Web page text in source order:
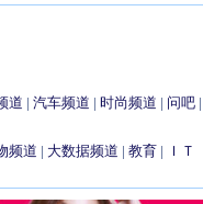
道 | 汽车频道 | 时尚频道 | 问吧 |
频道 | 大数据频道 | 教育 |
ＩＴ